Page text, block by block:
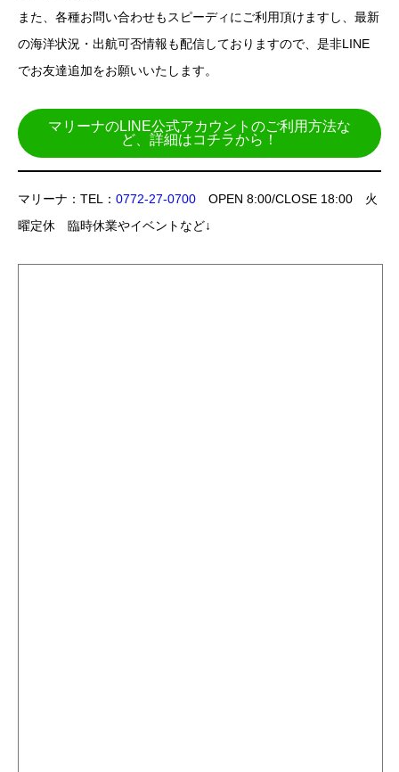
また、各種お問い合わせもスピーディにご利用頂けますし、最新
の海洋状況・出航可否情報も配信しておりますので、是非LINE
でお友達追加をお願いいたします。
マリーナのLINE公式アカウントのご利用方法な
ど、詳細はコチラから！
マリーナ：TEL： 0772-27-0700 OPEN 8:00/CLOSE 18:00 火
曜定休 臨時休業やイベントなど↓